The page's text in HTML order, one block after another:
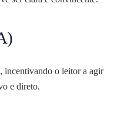
incentivando o leitor a agir
e direto.